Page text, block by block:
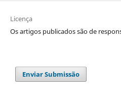
Licença
Os artigos publicados são de
Enviar Submissão